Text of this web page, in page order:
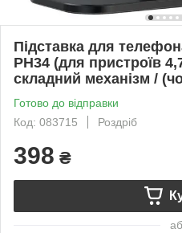
Підставка для
PH34 (для пристроїв
складний механізм /
Готово до відправки
Код: 083715
Роздріб
398 ₴